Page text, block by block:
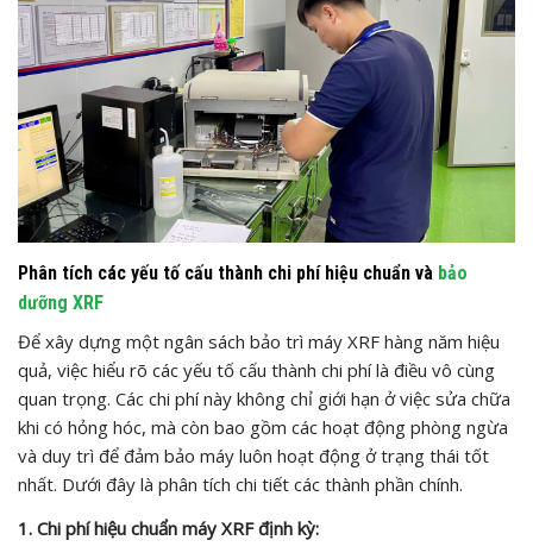
Phân tích các yếu tố cấu thành chi phí hiệu chuẩn và bảo
dưỡng XRF
Để xây dựng một ngân sách bảo trì máy XRF hàng năm hiệu
quả, việc hiểu rõ các yếu tố cấu thành chi phí là điều vô cùng
quan trọng. Các chi phí này không chỉ giới hạn ở việc sửa chữa
khi có hỏng hóc, mà còn bao gồm các hoạt động phòng ngừa
và duy trì để đảm bảo máy luôn hoạt động ở trạng thái tốt
nhất. Dưới đây là phân tích chi tiết các thành phần chính.
1. Chi phí hiệu chuẩn máy XRF định kỳ: